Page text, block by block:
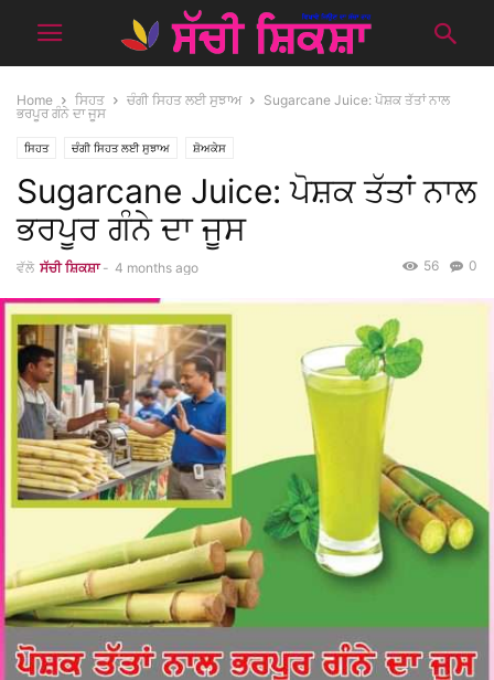
Home ਸਿਹਤ ਚੰਗੀ ਸਿਹਤ ਲਈ ਸੁਝਾਅ
Sugarcane Juice: ਪੋਸ਼ਕ ਤੱਤਾਂ ਨਾਲ
ਭਰਪੂਰ ਗੰਨੇ ਦਾ ਜੂਸ
ਸਿਹਤ ਚੰਗੀ ਸਿਹਤ ਲਈ ਸੁਝਾਅ ਸ਼ੋਅਕੇਸ
Sugarcane Juice: ਪੋਸ਼ਕ ਤੱਤਾਂ ਨਾਲ
ਭਰਪੂਰ ਗੰਨੇ ਦਾ ਜੂਸ
ਵੱਲੋ ਸੱਚੀ ਸ਼ਿਕਸ਼ਾ - 4 months ago 0
56